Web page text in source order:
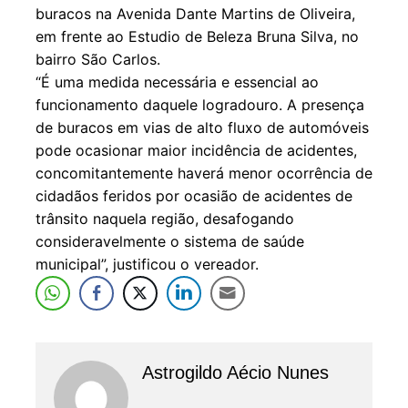
buracos na Avenida Dante Martins de Oliveira,
em frente ao Estudio de Beleza Bruna Silva, no
bairro São Carlos.
“É uma medida necessária e essencial ao
funcionamento daquele logradouro. A presença
de buracos em vias de alto fluxo de automóveis
pode ocasionar maior incidência de acidentes,
concomitantemente haverá menor ocorrência de
cidadãos feridos por ocasião de acidentes de
trânsito naquela região, desafogando
consideravelmente o sistema de saúde
municipal”, justificou o vereador.
Astrogildo Aécio Nunes